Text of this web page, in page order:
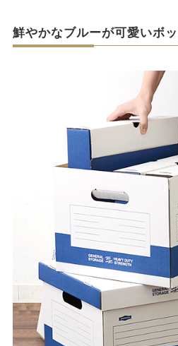
鮮やかなブルーが可愛いボ